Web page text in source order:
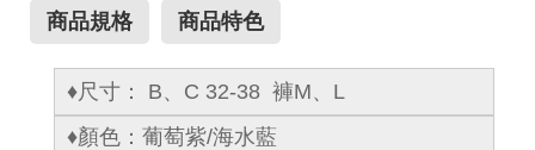
商品規格 商品特色
♦尺寸： ​B、C 32-38 褲M、L
♦顏色：葡萄紫/海水藍